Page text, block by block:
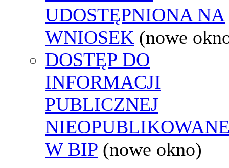
UDOSTĘPNIONA NA
WNIOSEK (nowe
DOSTĘP DO
INFORMACJI
PUBLICZNEJ
W BIP (nowe okno)